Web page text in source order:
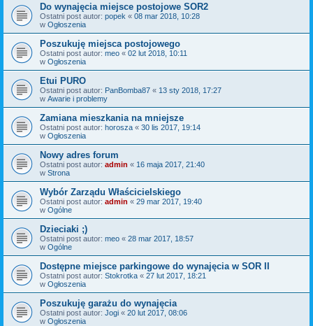
Do wynajęcia miejsce postojowe SOR2
Ostatni post autor: popek « 08 mar 2018, 10:28
w Ogłoszenia
Poszukuję miejsca postojowego
Ostatni post autor: meo « 02 lut 2018, 10:11
w Ogłoszenia
Etui PURO
Ostatni post autor: PanBomba87 « 13 sty 2018, 17:27
w Awarie i problemy
Zamiana mieszkania na mniejsze
Ostatni post autor: horosza « 30 lis 2017, 19:14
w Ogłoszenia
Nowy adres forum
Ostatni post autor: admin « 16 maja 2017, 21:40
w Strona
Wybór Zarządu Właścicielskiego
Ostatni post autor: admin « 29 mar 2017, 19:40
w Ogólne
Dzieciaki ;)
Ostatni post autor: meo « 28 mar 2017, 18:57
w Ogólne
Dostępne miejsce parkingowe do wynajęcia w SOR II
Ostatni post autor: Stokrotka « 27 lut 2017, 18:21
w Ogłoszenia
Poszukuję garażu do wynajęcia
Ostatni post autor: Jogi « 20 lut 2017, 08:06
w Ogłoszenia